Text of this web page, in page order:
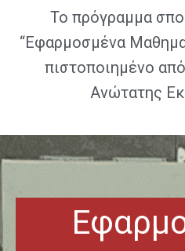
Το πρόγραμμα
“Εφαρμοσμένα
πιστοποιημένο
Ανώτατης